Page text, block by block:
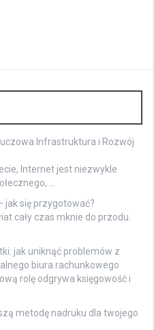
Infrastruktura i Rozwój
Internet jest niezwykle
…
jak się przygotować?
cały czas mknie do przodu.
jak uniknąć problemów z
biura rachunkowego
rolę odgrywa księgowość i
metodę nadruku dla twojego